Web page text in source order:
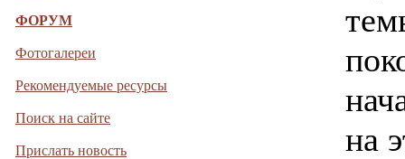
ФОРУМ
Фотогалереи
Рекомендуемые ресурсы
Поиск на сайте
Прислать новость
на